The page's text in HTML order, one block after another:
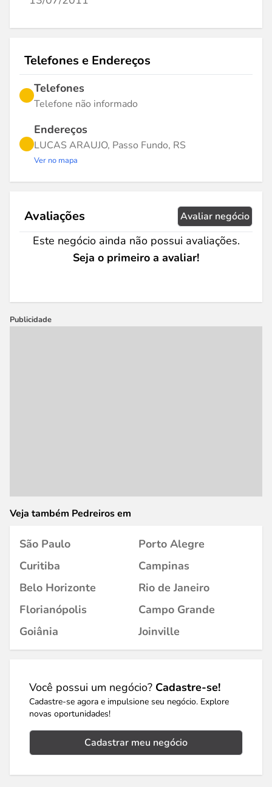
Telefones e Endereços
Telefones
Telefone não informado
Endereços
LUCAS ARAUJO, Passo Fundo, RS
Ver no mapa
Avaliações Avaliar negócio
Este negócio ainda não possui avaliações.
Seja o primeiro a avaliar!
Publicidade
Veja também Pedreiros em
São Paulo
Porto Alegre
Curitiba
Campinas
Belo Horizonte
Rio de Janeiro
Florianópolis
Campo Grande
Goiânia
Joinville
Você possui um negócio? Cadastre-se!
Cadastre-se agora e impulsione seu negócio. Explore
novas oportunidades!
Cadastrar meu negócio